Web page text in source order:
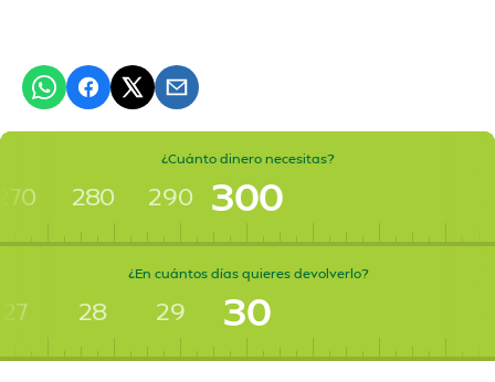
¿Cuánto dinero necesitas?
280 290 300
¿En cuántos días quieres devolverlo?
27 28 29 30